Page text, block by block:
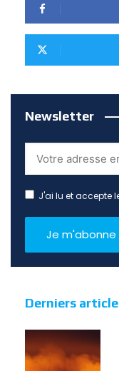
Newsletter
J'ai lu et accepte
Derniers